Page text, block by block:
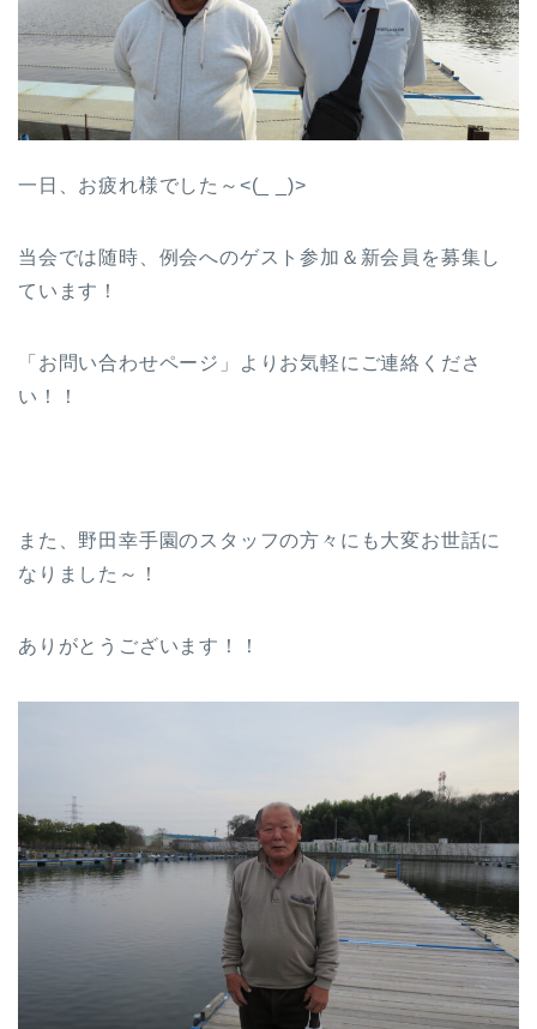
一日、お疲れ様でした～<(_ _)>
当会では随時、例会へのゲスト参加＆新会員を募集し
ています！
「お問い合わせページ」よりお気軽にご連絡くださ
い！！
また、野田幸手園のスタッフの方々にも大変お世話に
なりました～！
ありがとうございます！！